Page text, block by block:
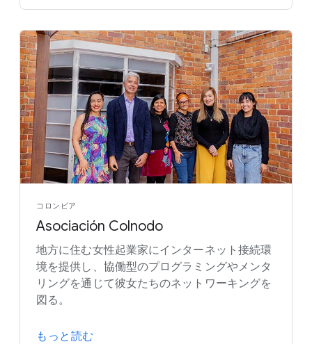
コロンビア
Asociación Colnodo
地方に住む女性起業家にインターネット接続環
境を提供し、協働型のプログラミングやメンタ
リングを通じて彼女たちのネットワーキングを
図る。
もっと読む